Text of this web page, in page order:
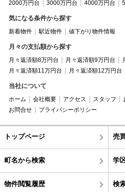
2000万円台 3000万円台 4000万円台
気になる条件から探す
新着物件 駅近物件 値下がり物件情報
月々の支払額から探す
月々返済額8万円台 月々返済額9万円台
月々返済額11万円台
月々返済額12万円台
当社について
ホーム 会社概要 アクセス スタッフ
お問合せ
プライバシーポリシー
トップページ 売
町名から検索 学
物件閲覧履歴 検